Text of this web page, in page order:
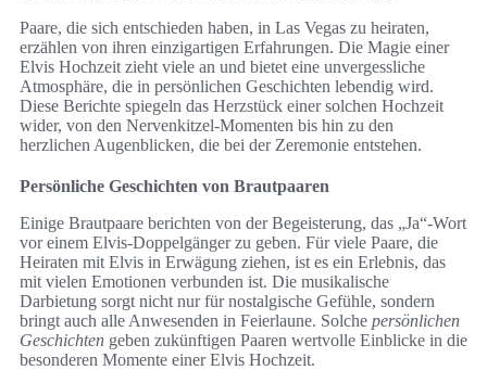
Paare, die sich entschieden haben, in Las Vegas zu heiraten,
erzählen von ihren einzigartigen Erfahrungen. Die Magie einer
Elvis Hochzeit zieht viele an und bietet eine unvergessliche
Atmosphäre, die in persönlichen Geschichten lebendig wird.
Diese Berichte spiegeln das Herzstück einer solchen Hochzeit
wider, von den Nervenkitzel-Momenten bis hin zu den
herzlichen Augenblicken, die bei der Zeremonie entstehen.
Persönliche Geschichten von Brautpaaren
Einige Brautpaare berichten von der Begeisterung, das „Ja“-Wort
vor einem Elvis-Doppelgänger zu geben. Für viele Paare, die
Heiraten mit Elvis in Erwägung ziehen, ist es ein Erlebnis, das
mit vielen Emotionen verbunden ist. Die musikalische
Darbietung sorgt nicht nur für nostalgische Gefühle, sondern
bringt auch alle Anwesenden in Feierlaune. Solche persönlichen
Geschichten geben zukünftigen Paaren wertvolle Einblicke in die
besonderen Momente einer Elvis Hochzeit.